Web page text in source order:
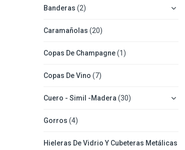
Banderas (2)
Caramañolas (20)
Copas De Champagne(1)
Copas De Vino (7)
Cuero - Simil -Madera (30)
Gorros (4)
Hieleras De Vidrio Y Cubeteras Metálicas